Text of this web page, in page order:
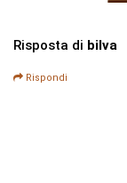
Risposta di bilva
Rispondi